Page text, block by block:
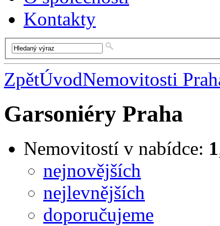
Kontakty
ZpětÚvodNemovitosti
Garsoniéry Praha
Nemovitostí v nabídce: 1
nejnovějších
nejlevnějších
doporučujeme